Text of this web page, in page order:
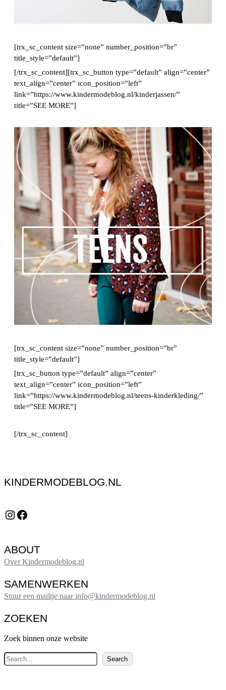
[trx_sc_content size=”none” number_position=”br”
title_style=”default”]
[/trx_sc_content][trx_sc_button type=”default” align=”center”
text_align=”center” icon_position=”left”
link=”https://www.kindermodeblog.nl/kinderjassen/”
title=”SEE MORE”]
[trx_sc_content size=”none” number_position=”br”
title_style=”default”]
[trx_sc_button type=”default” align=”center”
text_align=”center” icon_position=”left”
link=”https://www.kindermodeblog.nl/teens-kinderkleding/”
title=”SEE MORE”]
[/trx_sc_content]
KINDERMODEBLOG.NL
Instagram Facebook
ABOUT
Over Kindermodeblog.nl
SAMENWERKEN
Stuur een mailtje naar info@kindermodeblog.nl
ZOEKEN
Zoek binnen onze website
Z
o
Search